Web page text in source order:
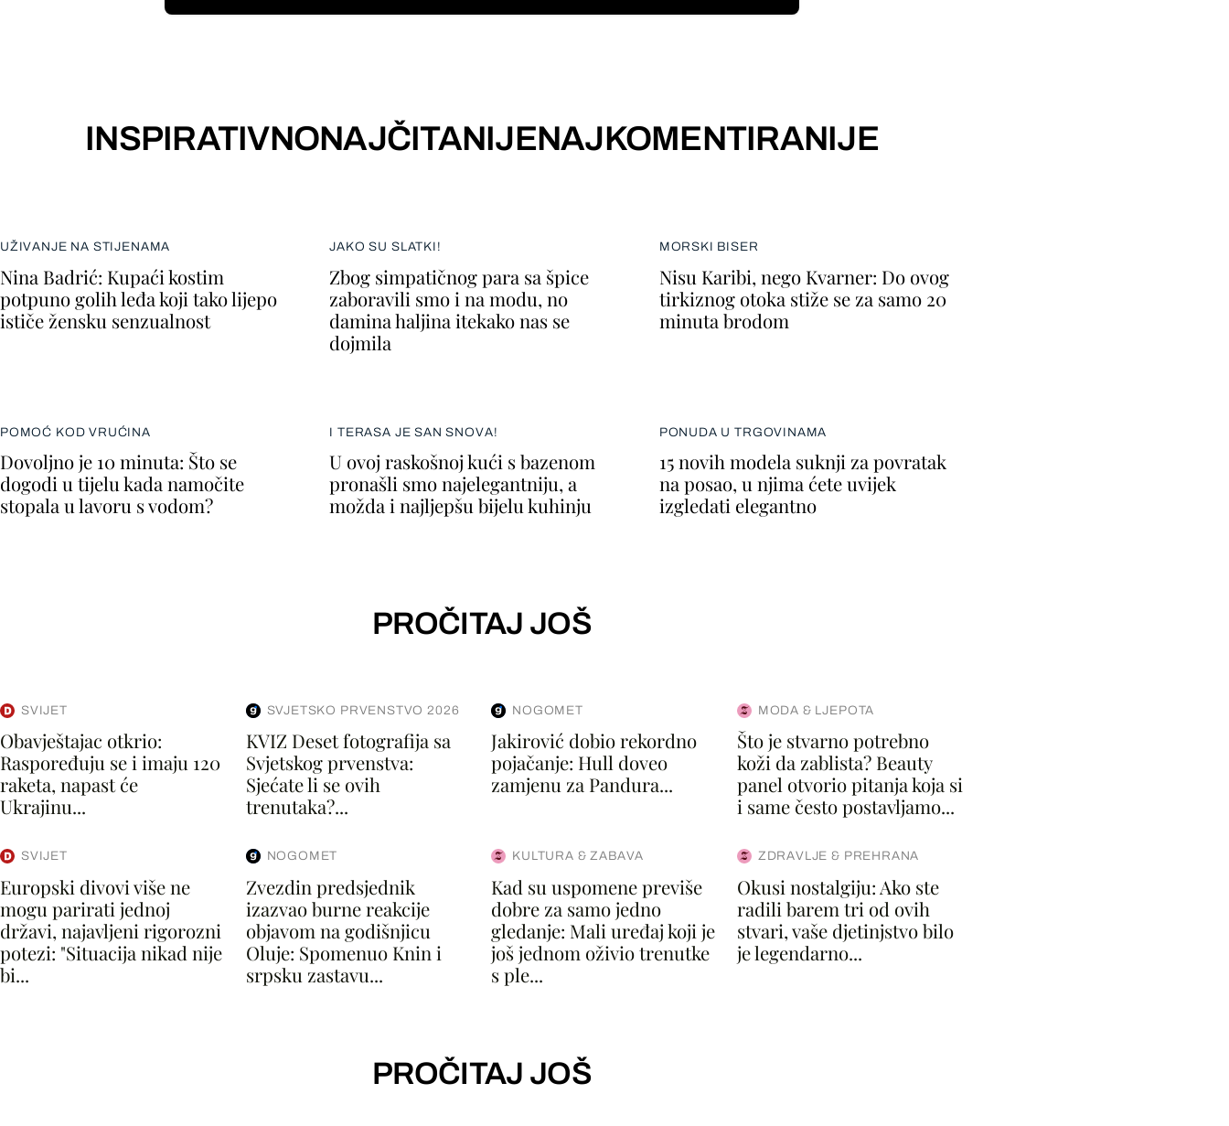
INSPIRATIVNONAJČITANIJENAJKOMENTIRANIJE
UŽIVANJE NA STIJENAMA
Nina Badrić: Kupaći kostim
potpuno golih leđa koji tako lijepo
ističe žensku senzualnost
JAKO SU SLATKI!
Zbog simpatičnog para sa špice
zaboravili smo i na modu, no
damina haljina itekako nas se
dojmila
MORSKI BISER
Nisu Karibi, nego Kvarner: Do ovog
tirkiznog otoka stiže se za samo 20
minuta brodom
POMOĆ KOD VRUĆINA
Dovoljno je 10 minuta: Što se
dogodi u tijelu kada namočite
stopala u lavoru s vodom?
I TERASA JE SAN SNOVA!
U ovoj raskošnoj kući s bazenom
pronašli smo najelegantniju, a
možda i najljepšu bijelu kuhinju
PONUDA U TRGOVINAMA
15 novih modela suknji za povratak
na posao, u njima ćete uvijek
izgledati elegantno
PROČITAJ JOŠ
SVIJET
Obavještajac otkrio:
Raspoređuju se i imaju 120
raketa, napast će
Ukrajinu...
SVJETSKO PRVENSTVO 2026
KVIZ Deset fotografija sa
Svjetskog prvenstva:
Sjećate li se ovih
trenutaka?...
NOGOMET
Jakirović dobio rekordno
pojačanje: Hull doveo
zamjenu za Pandura...
MODA & LJEPOTA
Što je stvarno potrebno
koži da zablista? Beauty
panel otvorio pitanja koja si
i same često postavljamo...
SVIJET
Europski divovi više ne
mogu parirati jednoj
državi, najavljeni rigorozni
potezi: "Situacija nikad nije
bi...
NOGOMET
Zvezdin predsjednik
izazvao burne reakcije
objavom na godišnjicu
Oluje: Spomenuo Knin i
srpsku zastavu...
KULTURA & ZABAVA
Kad su uspomene previše
dobre za samo jedno
gledanje: Mali uređaj koji je
još jednom oživio trenutke
s ple...
ZDRAVLJE & PREHRANA
Okusi nostalgiju: Ako ste
radili barem tri od ovih
stvari, vaše djetinjstvo bilo
je legendarno...
PROČITAJ JOŠ